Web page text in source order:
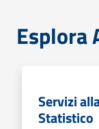
Esplora
Servizi
Statistico